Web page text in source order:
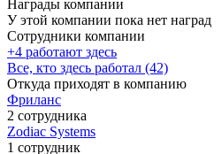
Награды компании
У этой компании пока нет наград
Сотрудники компании
+4 работают здесь
Все, кто здесь работал (42)
Откуда приходят в компанию
Фриланс
2 сотрудника
Zodiac Systems
1 сотрудник